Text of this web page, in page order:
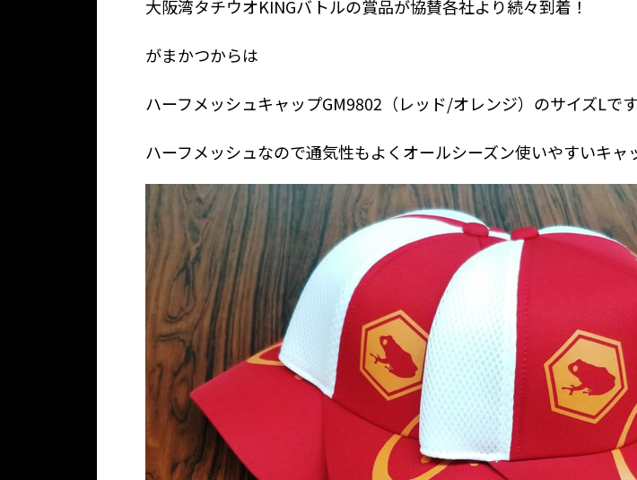
大阪湾タチウオKINGバトルの賞品が協賛各社より続々到着！
がまかつからは
ハーフメッシュキャップGM9802（レッド/オレンジ）のサイズLです
ハーフメッシュなので通気性もよくオールシーズン使いやすいキャ